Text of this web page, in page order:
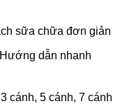
sữa chữa đơn giản
dẫn nhanh
cánh, 5 cánh, 7 cánh